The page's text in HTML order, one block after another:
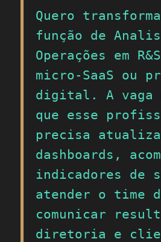
Quero
função de
Operações em
micro-SaaS ou
digital. A vaga
que esse
precisa
dashboards,
indicadores de
atender o time
comunicar
diretoria e